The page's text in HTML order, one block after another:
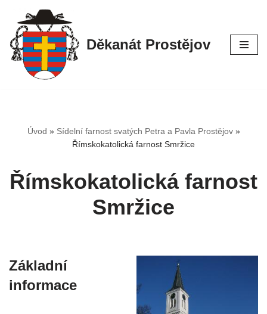
Přeskočit
na
obsah
Děkanát Prostějov
Úvod » Sídelní farnost svatých Petra a Pavla Prostějov»
Římskokatolická farnost Smržice
Římskokatolická farnost
Smržice
Základní
informace